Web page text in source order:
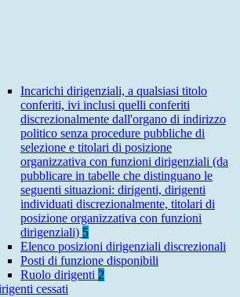
Incarichi dirigenziali, a qualsiasi titolo
conferiti, ivi inclusi quelli conferiti
discrezionalmente dall'organo di indirizzo
politico senza procedure pubbliche di
selezione e titolari di posizione
organizzativa con funzioni dirigenziali (da
pubblicare in tabelle che distinguano le
seguenti situazioni: dirigenti, dirigenti
individuati discrezionalmente, titolari di
posizione organizzativa con funzioni
dirigenziali) 5
Elenco posizioni dirigenziali discrezionali
Posti di funzione disponibili
Ruolo dirigenti 2
cessati